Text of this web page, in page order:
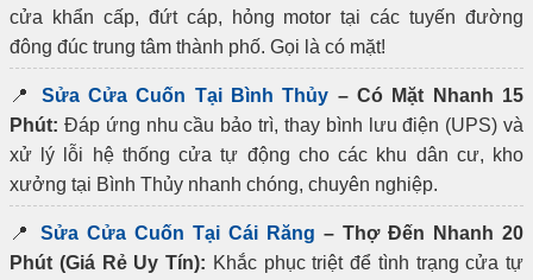
cửa khẩn cấp, đứt cáp, hỏng motor tại các tuyến đường
đông đúc trung tâm thành phố. Gọi là có mặt!
📍 Sửa Cửa Cuốn Tại Bình Thủy – Có Mặt Nhanh 15
Phút: Đáp ứng nhu cầu bảo trì, thay bình lưu điện (UPS) và
xử lý lỗi hệ thống cửa tự động cho các khu dân cư, kho
xưởng tại Bình Thủy nhanh chóng, chuyên nghiệp.
📍 Sửa Cửa Cuốn Tại Cái Răng – Thợ Đến Nhanh 20
Phút (Giá Rẻ Uy Tín): Khắc phục triệt để tình trạng cửa tự